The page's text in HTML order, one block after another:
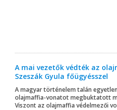
A mai vezetők védték az
Szeszák Gyula főügyésszel
A magyar történelem talán
olajmaffia-vonatot megbuktatott
Viszont az olajmaffia védelmezői